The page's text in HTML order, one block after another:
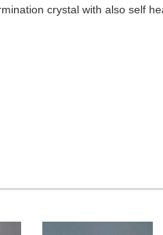
crystal with also self